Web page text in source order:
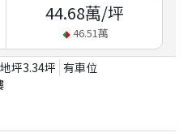
44.68萬/坪
46.51萬
地坪3.34坪 有車位